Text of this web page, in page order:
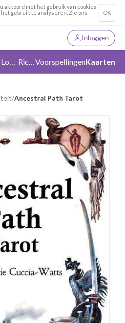
akkoord met het gebruik van cookies
gebruik te analyseren. Zie ons
OK
Inloggen
Loslaten RichtingVoorspellingenKaarten
/Ancestral Path Tarot